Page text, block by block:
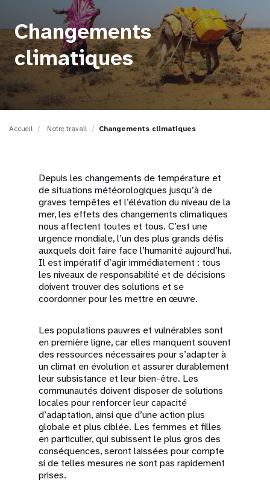
t
i
o
n
Changements
climatiques
Accueil Notre travail Changements climatiques
Depuis les changements de température et
de situations météorologiques jusqu’à de
graves tempêtes et l’élévation du niveau de la
mer, les effets des changements climatiques
nous affectent toutes et tous. C’est une
urgence mondiale, l’un des plus grands défis
auxquels doit faire face l’humanité aujourd’hui.
Il est impératif d’agir immédiatement : tous
les niveaux de responsabilité et de décisions
doivent trouver des solutions et se
coordonner pour les mettre en œuvre.
Les populations pauvres et vulnérables sont
en première ligne, car elles manquent souvent
des ressources nécessaires pour s’adapter à
un climat en évolution et assurer durablement
leur subsistance et leur bien-être. Les
communautés doivent disposer de solutions
locales pour renforcer leur capacité
d’adaptation, ainsi que d’une action plus
globale et plus ciblée. Les femmes et filles
en particulier, qui subissent le plus gros des
conséquences, seront laissées pour compte
si de telles mesures ne sont pas rapidement
prises.